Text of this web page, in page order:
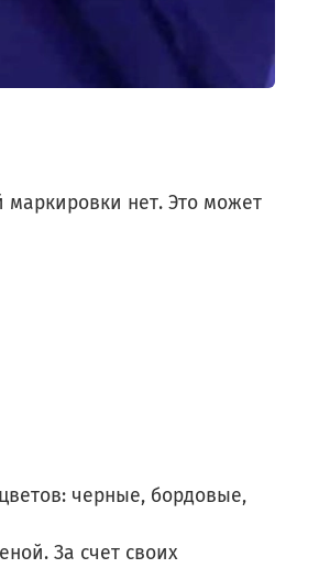
нет. Это может
черные, бордовые,
За счет своих